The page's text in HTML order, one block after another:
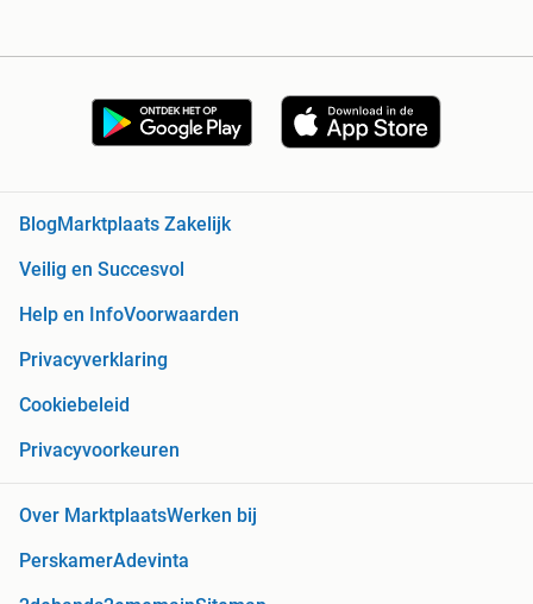
BlogMarktplaats Zakelijk
Veilig en Succesvol
Help en InfoVoorwaarden
Privacyverklaring
Cookiebeleid
Privacyvoorkeuren
Over MarktplaatsWerken bij
PerskamerAdevinta